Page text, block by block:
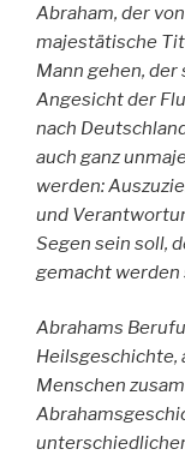
Abraham, der
majestätische
Mann gehen, der
Angesicht der
nach
auch ganz
werden:
und
Segen sein soll,
gemacht werden
Abrahams
Heilsgeschichte,
Menschen